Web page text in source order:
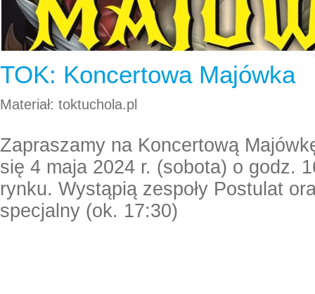
TOK: Koncertowa Majówka
Materiał: toktuchola.pl
Zapraszamy na Koncertową
się 4 maja 2024 r. (sobota) o godz.
rynku. Wystąpią zespoły Postulat
specjalny (ok. 17:30)